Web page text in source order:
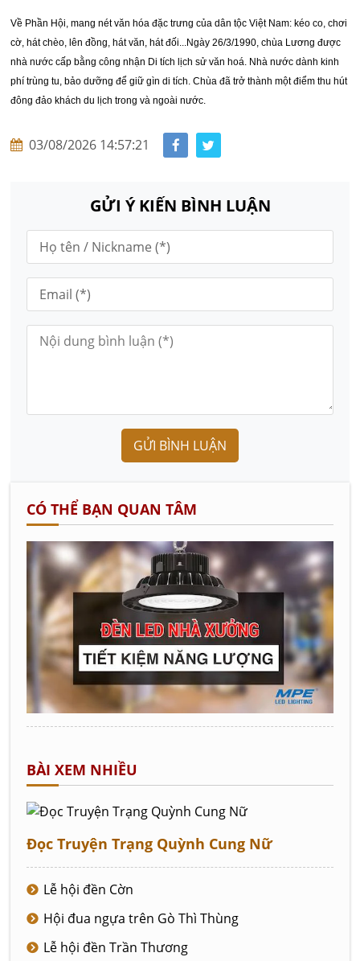
Về Phần Hội, mang nét văn hóa đặc trưng của dân tộc Việt Nam: kéo co, chơi
cờ, hát chèo, lên đồng, hát văn, hát đối...Ngày 26/3/1990, chùa Lương được
nhà nước cấp bằng công nhận Di tích lịch sử văn hoá. Nhà nước dành kinh
phí trùng tu, bảo dưỡng để giữ gìn di tích. Chùa đã trở thành một điểm thu hút
đông đảo khách du lịch trong và ngoài nước.
03/08/2026 14:57:21
GỬI Ý KIẾN BÌNH LUẬN
GỬI BÌNH LUẬN
CÓ THỂ BẠN QUAN TÂM
BÀI XEM NHIỀU
Đọc Truyện Trạng Quỳnh Cung Nữ
Lễ hội đền Cờn
Hội đua ngựa trên Gò Thì Thùng
Lễ hội đền Trần Thương